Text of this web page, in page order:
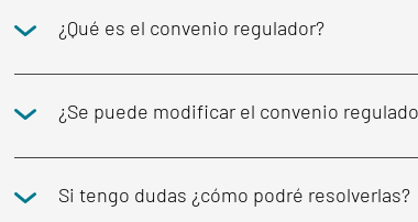
¿Qué es el convenio regulador?
¿Se puede modificar el convenio
Si tengo dudas ¿cómo podré resolverlas?